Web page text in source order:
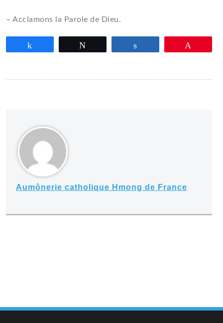
– Acclamons la Parole de Dieu.
Aumônerie catholique Hmong de France